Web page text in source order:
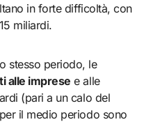
in forte difficoltà, con
miliardi.
stesso periodo, le
alle imprese e alle
(pari a un calo del
per il medio periodo sono